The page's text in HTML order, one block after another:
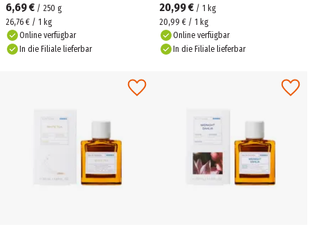
6,69 € / 250 g
26,76 € / 1 kg
Online verfügbar
In die Filiale lieferbar
20,99 € / 1 kg
20,99 € / 1 kg
Online verfügbar
In die Filiale lieferbar